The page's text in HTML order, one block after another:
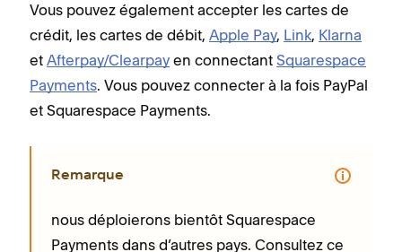
Vous pouvez également accepter les cartes de
crédit, les cartes de débit, Apple Pay, Link, Klarna
et Afterpay/Clearpay en connectant Squarespace
Payments. Vous pouvez connecter à la fois PayPal
et Squarespace Payments.
Remarque
nous déploierons bientôt Squarespace
Payments dans d’autres pays. Consultez ce